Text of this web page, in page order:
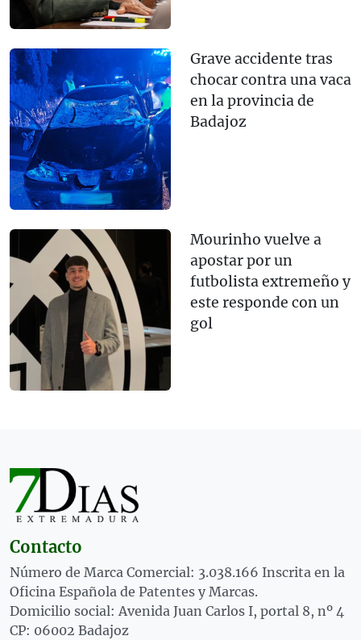
Grave accidente tras
chocar contra una vaca
en la provincia de
Badajoz
Mourinho vuelve a
apostar por un
futbolista extremeño y
este responde con un
gol
Contacto
Número de Marca Comercial: 3.038.166 Inscrita en la
Oficina Española de Patentes y Marcas.
Domicilio social: Avenida Juan Carlos I, portal 8, nº 4
CP: 06002 Badajoz